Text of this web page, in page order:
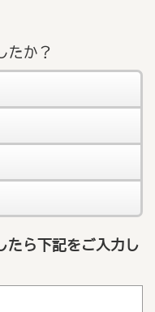
たか？
たら下記をご入力し